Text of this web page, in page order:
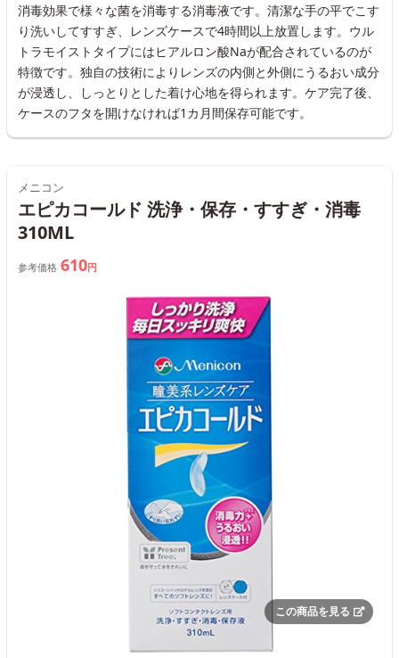
消毒効果で様々な菌を消毒する消毒液です。清潔な手の平でこす
り洗いしてすすぎ、レンズケースで4時間以上放置します。ウル
トラモイストタイプにはヒアルロン酸Naが配合されているのが
特徴です。独自の技術によりレンズの内側と外側にうるおい成分
が浸透し、しっとりとした着け心地を得られます。ケア完了後、
ケースのフタを開けなければ1カ月間保存可能です。
メニコン
エピカコールド 洗浄・保存・すすぎ・消毒
310ML
参考価格 610円
この商品を見る